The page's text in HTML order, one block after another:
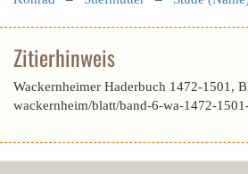
Zitierhinweis
Wackernheimer Haderbuch 1472-1501,
wackernheim/blatt/band-6-wa-1472-